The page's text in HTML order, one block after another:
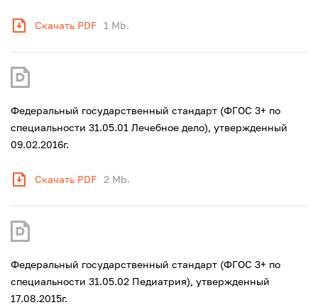
Скачать PDF 1 Mb.
Федеральный государственный стандарт (ФГОС 3+ по
специальности 31.05.01 Лечебное дело), утвержденный
09.02.2016г.
Скачать PDF 2 Mb.
Федеральный государственный стандарт (ФГОС 3+ по
специальности 31.05.02 Педиатрия), утвержденный
17.08.2015г.